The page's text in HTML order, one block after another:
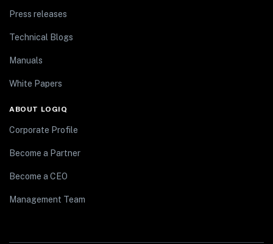
Press releases
Technical Blogs
Manuals
White Papers
ABOUT LOGIQ
Corporate Profile
Become a Partner
Become a CEO
Management Team